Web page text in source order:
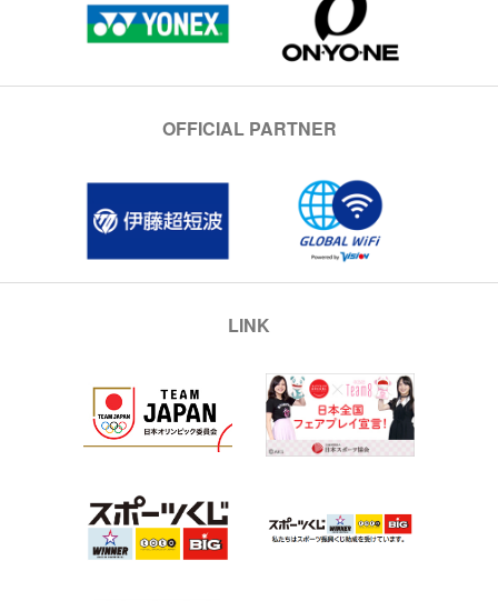
OFFICIAL PARTNER
LINK